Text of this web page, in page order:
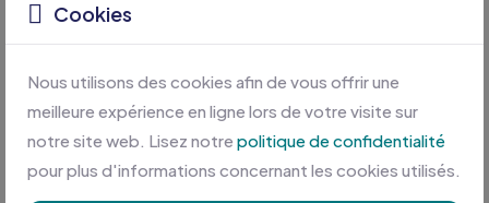
Cookies
Nous utilisons des cookies afin de vous offrir une
meilleure expérience en ligne lors de votre visite sur
notre site web. Lisez notre politique de confidentialité
pour plus d'informations concernant les cookies utilisés.